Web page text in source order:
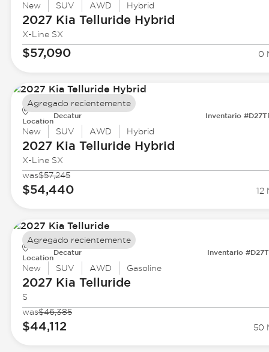
New SUV AWD Hybrid
2027 Kia Telluride Hybrid
X-Line SX
$57,090 0
Location
Decatur Inventario
New SUV AWD Hybrid
2027 Kia Telluride Hybrid
X-Line SX
was$57,245
$54,440 12
Agregado recientemente
Location
Decatur Inventario
New SUV AWD Gasoline
2027 Kia Telluride
S
was$46,385
$44,112 50
Agregado recientemente